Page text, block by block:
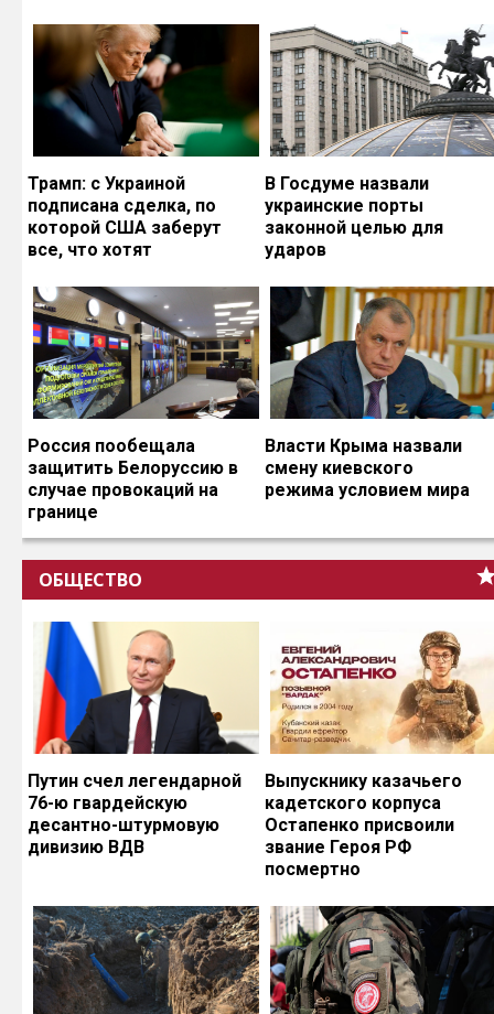
Трамп: с Украиной
подписана сделка, по
которой США заберут
все, что хотят
В Госдуме назвали
украинские порты
законной целью для
ударов
Россия пообещала
защитить Белоруссию в
случае провокаций на
границе
Власти Крыма назвали
смену киевского
режима условием мира
ОБЩЕСТВО
Путин счел легендарной
76-ю гвардейскую
десантно-штурмовую
дивизию ВДВ
Выпускнику казачьего
кадетского корпуса
Остапенко присвоили
звание Героя РФ
посмертно